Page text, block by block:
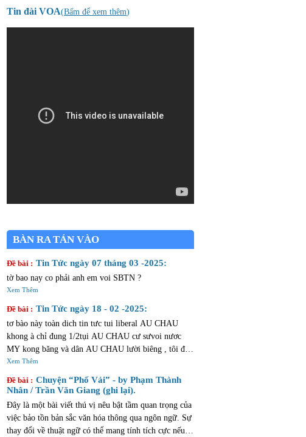
Tin đài VOA(Bấm để xem thêm)
BÀN RA TÁN VÀO
Đề bài : Tin Tức ngày 07 tháng 03 -2025:
tờ bao nay co phải anh em voi SBTN ?
Xem Thêm
Đề bài : Tin Tức ngày 18 - 02 -2025:
tơ bào này toàn dich tin tưc tui liberal AU CHAU
khong à chỉ đung 1/2tụi AU CHAU cư sưvoi nươc
MY kong băng và dân AU CHAU lười biêng , tôi đả
đi choi AU CHAU mừoi ngày ròi thừ bay chăng cò
cửa tiệm mở ...dân AU CHAU lười như hủi .
Xem Thêm
Đề bài : Chuyện “Phố Vải” - by Phạm Thành
Nhân / Trần Văn Giang (ghi lại).
Đây là một bài viết thú vị nêu bật tầm quan trọng của
việc bảo tồn bản sắc văn hóa thông qua ngôn ngữ. Sự
thay đổi về thuật ngữ có thể mang tính tích cực nếu